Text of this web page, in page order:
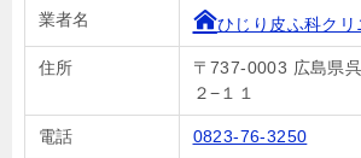
業者名 ひじり皮ふ科クリ
住所
〒737-0003 広島県
２−１１
電話 0823-76-3250